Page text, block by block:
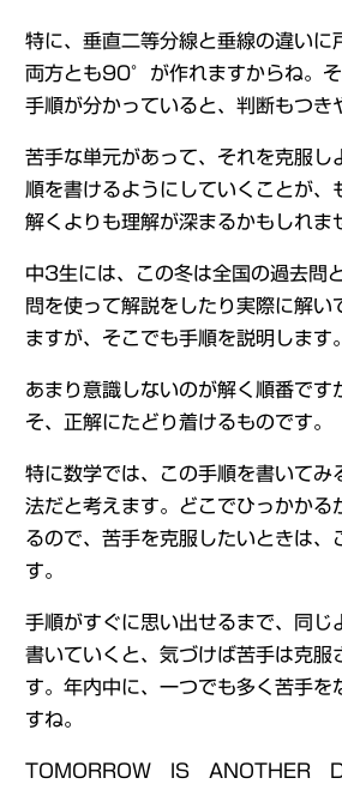
特に、垂直二等分線と垂線の違いに
両方とも90°が作れますからね。そ
手順が分かっていると、判断もつき
苦手な単元があって、それを克服し
順を書けるようにしていくことが、
解くよりも理解が深まるかもしれま
中3生には、この冬は全国の過去問
問を使って解説をしたり実際に解い
ますが、そこでも手順を説明します。
あまり意識しないのが解く順番です
そ、正解にたどり着けるものです。
特に数学では、この手順を書いてみ
法だと考えます。どこでひっかかる
るので、苦手を克服したいときは、
す。
手順がすぐに思い出せるまで、同じ
書いていくと、気づけば苦手は克服
す。年内中に、一つでも多く苦手を
すね。
TOMORROW IS ANOTHER